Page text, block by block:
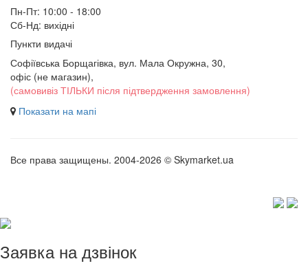
Пн-Пт: 10:00 - 18:00
Сб-Нд: вихідні
Пункти видачі
Софіївська Борщагівка, вул. Мала Окружна, 30,
офіс (не магазин),
(самовивіз ТІЛЬКИ після підтвердження замовлення)
Показати на мапі
Все права защищены. 2004-2026 © Skymarket.ua
Заявка на дзвінок